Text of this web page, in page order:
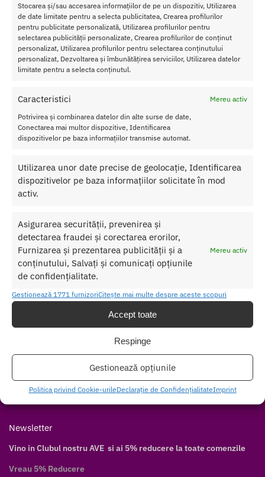
Stocarea și/sau accesarea informațiilor de pe un dispozitiv, Utilizarea
de date limitate pentru a selecta publicitatea, Crearea profilurilor
pentru publicitate personalizată, Utilizarea profilurilor pentru
selectarea publicității personalizate, Crearea profilurilor de conținut
personalizat, Utilizarea profilurilor pentru selectarea conținutului
personalizat, Dezvoltarea și îmbunătățirea serviciilor, Utilizarea datelor
limitate pentru a selecta conținutul.
Caracteristici
Mereu activ
Potrivirea și combinarea datelor din alte surse de date,
Conectarea mai multor dispozitive, Identificarea
dispozitivelor pe baza informațiilor transmise automat.
Utilizarea unor date precise de geolocație, Identificarea
dispozitivelor pe baza informațiilor solicitate în mod
activ.
Asigurarea securității, prevenirea și
detectarea fraudei și corectarea erorilor,
Furnizarea și prezentarea publicității și a
conținutului, Salvați și comunicați opțiunile
de confidențialitate.
Mereu activ
Gestionează 1771 furnizoriCitește mai multe despre aceste scopuri
Accept toate
Respinge
Gestionează opțiunile
Politica privind Cookie-urileDeclarație de ConfidențialitateImprint
Toate comenzile pot fi returnate in 14 zile conform termenilor.
Sex Shop Romania
Comanda online de oriunde ai fi si primesti comanda a 2-a zi.
Discretie Maxima
Toate produsele sunt livrate prompt si discret in toata tara
Despre Noi
Confidentialitatea datelor
Protectia Consumatorului
Contul meu
Cum cumpăr
Livrare discretă
Modalități de plată
Modalități de livrare
Twitter
Pinterest
Newsletter
Vino in Clubul nostru AVE si ai 5% reducere la toate comenzile
Vreau 5% Reducere